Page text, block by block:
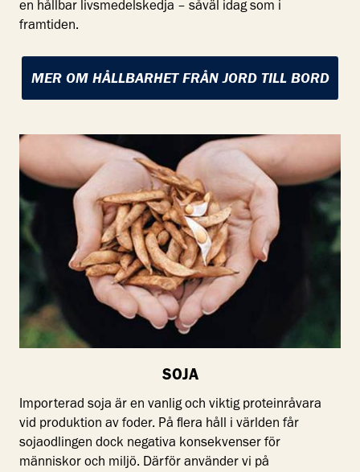
en hållbar livsmedelskedja – såväl idag som i
framtiden.
MER OM HÅLLBARHET FRÅN JORD TILL BORD
SOJA
Importerad soja är en vanlig och viktig proteinråvara
vid produktion av foder. På flera håll i världen får
sojaodlingen dock negativa konsekvenser för
människor och miljö. Därför använder vi på